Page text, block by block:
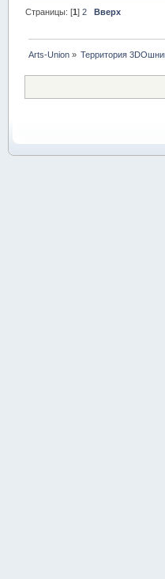
Страницы: [1]2 Вверх
Arts-Union » Территория